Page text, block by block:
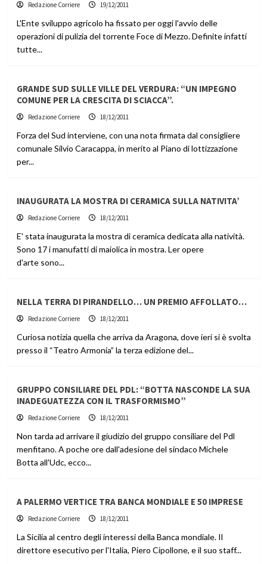
Redazione Corriere 19/12/2011
L'Ente sviluppo agricolo ha fissato per oggi l'avvio delle
operazioni di pulizia del torrente Foce di Mezzo. Definite infatti
tutte...
GRANDE SUD SULLE VILLE DEL VERDURA: “UN IMPEGNO
COMUNE PER LA CRESCITA DI SCIACCA”.
Redazione Corriere 18/12/2011
Forza del Sud interviene, con una nota firmata dal consigliere
comunale Silvio Caracappa, in merito al Piano di lottizzazione
per...
INAUGURATA LA MOSTRA DI CERAMICA SULLA NATIVITA’
Redazione Corriere 18/12/2011
E' stata inaugurata la mostra di ceramica dedicata alla natività.
Sono 17 i manufatti di maiolica in mostra. Ler opere
d'arte sono...
NELLA TERRA DI PIRANDELLO… UN PREMIO AFFOLLATO…
Redazione Corriere 18/12/2011
Curiosa notizia quella che arriva da Aragona, dove ieri si è svolta
presso il “Teatro Armonia” la terza edizione del...
GRUPPO CONSILIARE DEL PDL: “BOTTA NASCONDE LA SUA
INADEGUATEZZA CON IL TRASFORMISMO”
Redazione Corriere 18/12/2011
Non tarda ad arrivare il giudizio del gruppo consiliare del Pdl
menfitano. A poche ore dall'adesione del sindaco Michele
Botta all'Udc, ecco...
A PALERMO VERTICE TRA BANCA MONDIALE E 50 IMPRESE
Redazione Corriere 18/12/2011
La Sicilia al centro degli interessi della Banca mondiale. Il
direttore esecutivo per l'Italia, Piero Cipollone, e il suo staff...